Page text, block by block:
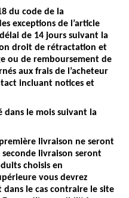
du code de la
exceptions de l’article
de 14 jours suivant la
droit de rétractation et
ou de remboursement de
aux frais de l’acheteur
incluant notices et
dans le mois suivant la
première livraison ne seront
seconde livraison seront
choisis en
vous devrez
le cas contraire le site